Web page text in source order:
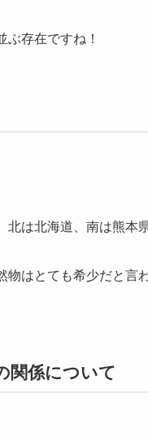
ぶ存在ですね！
北は北海道、南は熊本
はとても希少だと言
関係について